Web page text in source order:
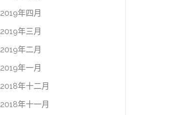
2019年四月
2019年三月
2019年二月
2019年一月
2018年十二月
2018年十一月